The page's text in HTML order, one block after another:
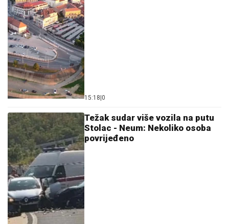
15:18 0
Težak sudar više vozila na putu
Stolac - Neum: Nekoliko osoba
povrijeđeno